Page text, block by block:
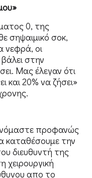
0, της
σηψαιμικό σοκ,
νεφρά, οι
στην
Μας έλεγαν ότι
και 20% να ζήσει»
προφανώς
καταθέσουμε την
διευθυντή της
χειρουργική
απο το